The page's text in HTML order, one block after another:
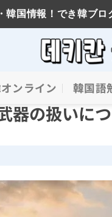
韓国情報！でき韓ブロ
ンライン 韓国語
器の扱いに